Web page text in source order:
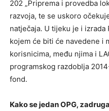
202 „Priprema i provedba
razvoja, te se uskoro
natječaja. U tijeku je i
kojem će biti će navedene i
korisnicima, među njima i
programskog razdoblja
fond.
Kako se jedan OPG,